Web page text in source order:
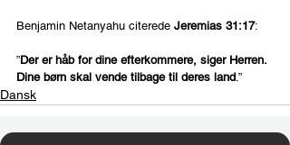
Benjamin Netanyahu citerede Jeremias 31:17:
”Der er håb for dine efterkommere, siger Herren.
Dine børn skal vende tilbage til deres land .”
Dansk